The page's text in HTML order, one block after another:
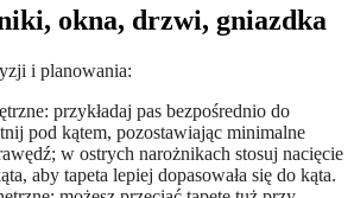
okna, drzwi, gniazdka
i planowania:
przykładaj pas bezpośrednio do
pod kątem, pozostawiając minimalne
w ostrych narożnikach stosuj nacięcie
aby tapeta lepiej dopasowała się do kąta.